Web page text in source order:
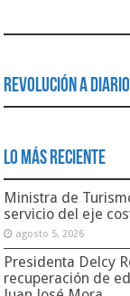
Revolución a Diario
Lo Más Reciente
Ministra de
servicio del eje
agosto 5, 2026
Presidenta Delcy
recuperación de